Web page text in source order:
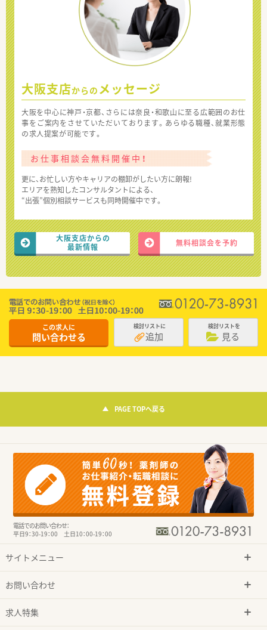
大阪支店からの メッセージ
大阪を中心に神戸・京都、さらには奈良・和歌山に至る広範囲のお仕
事をご案内をさせていただいております。あらゆる職種、就業形態
の求人提案が可能です。
お仕事相談会無料開催中！
更に、お忙しい方やキャリアの棚卸がしたい方に朗報!
エリアを熟知したコンサルタントによる、
“出張”個別相談サービスも同時開催中です。
大阪支店からの
最新情報
無料相談会を予約
この求人に
問い合わせる
検討リストに
追加
検討リストを
見る
PAGE TOPへ戻る
電話でのお問い合わせ：
平日9：30-19：00 土日10：00-19：00
サイトメニュー
お問い合わせ
求人特集